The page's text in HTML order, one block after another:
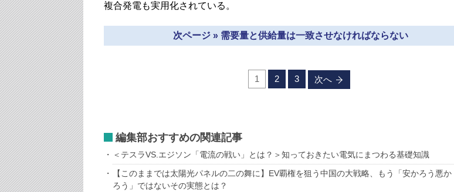
複合発電も実用化されている。
次ページ » 需要量と供給量は一致させなければならない
1 2 3 次へ
編集部おすすめの関連記事
＜テスラVS.エジソン「電流の戦い」とは？＞知っておきたい電気にまつわる基礎知識
【このままでは太陽光パネルの二の舞に】EV覇権を狙う中国の大戦略、もう「安かろう悪か
ろう」ではないその実態とは？